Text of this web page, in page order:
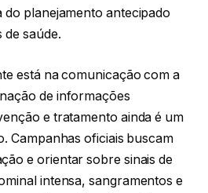
planejamento antecipado
de saúde.
está na comunicação com a
de informações
e tratamento ainda é um
Campanhas oficiais buscam
e orientar sobre sinais de
intensa, sangramentos e